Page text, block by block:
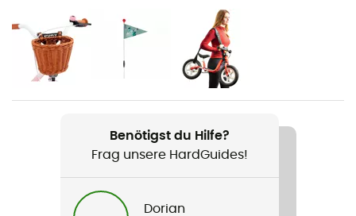
Geschlecht
Kinder
Gewicht
5,2 kg
Maximalgewicht
Benötigst du Hilfe?
Frag unsere HardGuides!
Dorian